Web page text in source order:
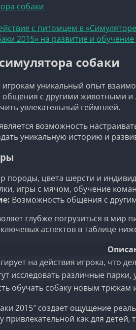
собаки
с питомцем в
2015» на развитие и обучение
собаки
уникальный опыт
общения с другими животными
увлекательный геймплей.
возможность
уникальную историю и
породы, цвета шерсти и
игры с мячом, обучение
Возможность общения с
глубже погрузиться в
аспектов в таблице
на действия игрока, что
исследовать различные парки,
обучать собаку новым трюкам
2015″ создает ощущение
как для детей,